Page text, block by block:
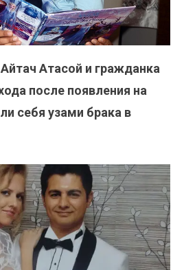
Атасой и гражданка
после появления на
себя узами брака в